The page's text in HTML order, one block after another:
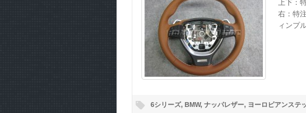
上下：
右：特
ィンプ
6シリーズ, BMW, ナッパレザー, ヨーロピアンステ